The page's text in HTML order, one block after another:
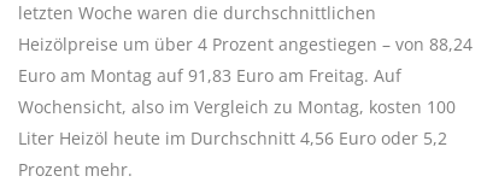
letzten Woche waren die durchschnittlichen
Heizölpreise um über 4 Prozent angestiegen – von 88,24
Euro am Montag auf 91,83 Euro am Freitag. Auf
Wochensicht, also im Vergleich zu Montag, kosten 100
Liter Heizöl heute im Durchschnitt 4,56 Euro oder 5,2
Prozent mehr.